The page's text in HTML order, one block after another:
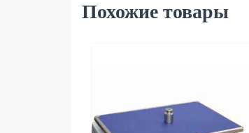
Похожие товары